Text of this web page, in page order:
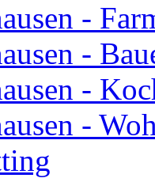
-
-
-
-